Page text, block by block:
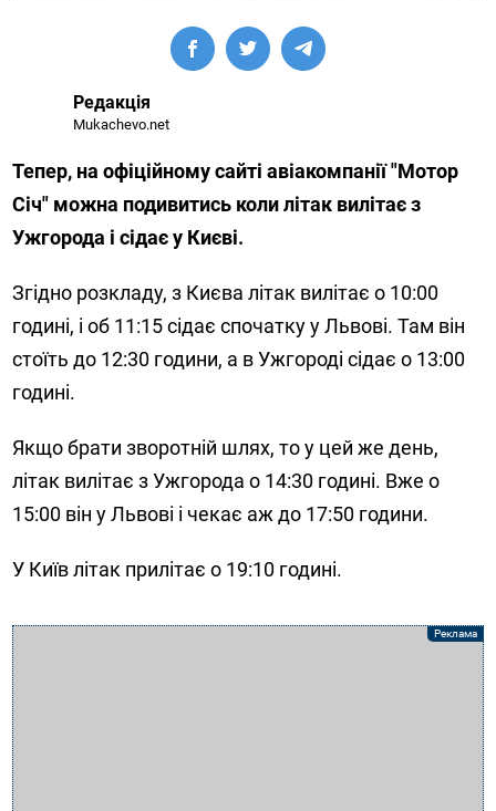
Редакція
Mukachevo.net
Тепер, на офіційному сайті авіакомпанії "Мотор
Січ" можна подивитись коли літак вилітає з
Ужгорода і сідає у Києві.
Згідно розкладу, з Києва літак вилітає о 10:00
годині, і об 11:15 сідає спочатку у Львові. Там він
стоїть до 12:30 години, а в Ужгороді сідає о 13:00
годині.
Якщо брати зворотній шлях, то у цей же день,
літак вилітає з Ужгорода о 14:30 годині. Вже о
15:00 він у Львові і чекає аж до 17:50 години.
У Київ літак прилітає о 19:10 годині.